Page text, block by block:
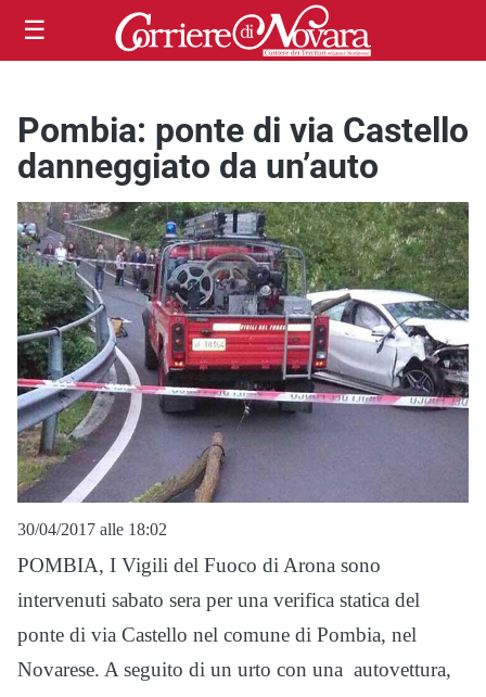
☰
Pombia: ponte di via Castello
danneggiato da un’auto
30/04/2017 alle 18:02
POMBIA, I Vigili del Fuoco di Arona sono
intervenuti sabato sera per una verifica statica del
ponte di via Castello nel comune di Pombia, nel
Novarese. A seguito di un urto con una autovettura,